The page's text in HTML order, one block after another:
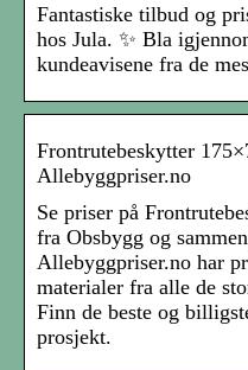
Fantastiske tilbud og
hos Jula. ✨ Bla
kundeavisene fra de
Frontrutebeskytter
Allebyggpriser.no
Se priser på
fra Obsbygg og
Allebyggpriser.no har
materialer fra alle de
Finn de beste og
prosjekt.